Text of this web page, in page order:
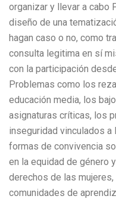
organizar y llevar a cabo
diseño de una
hagan caso o no, como
consulta legitima en sí
con la participación
Problemas como los
educación media, los
asignaturas críticas, los
inseguridad vinculados
formas de convivencia
en la equidad de género
derechos de las
comunidades de